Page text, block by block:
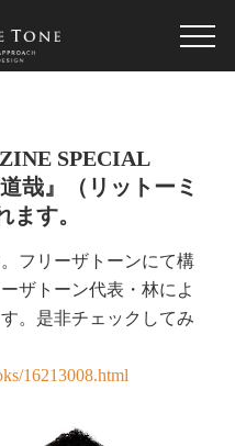
SPECIAL
哉』（リットーミ
す。
フリーザトーンにて構
ザトーン代表・林によ
。是非チェックしてみ
16213008.html